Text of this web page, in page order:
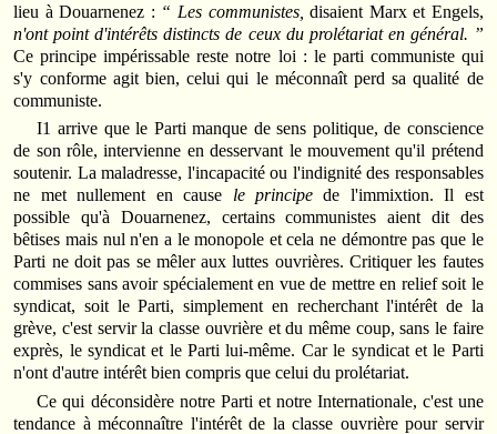
lieu à Douarnenez : “ Les communistes,disaient Marx et Engels,
n'ont point d'intérêts distincts de ceux du prolétariat en général. ”
Ce principe impérissable reste notre loi : le parti communiste qui
s'y conforme agit bien, celui qui le méconnaît perd sa qualité de
communiste.
I1 arrive que le Parti manque de sens politique, de conscience
de son rôle, intervienne en desservant le mouvement qu'il prétend
soutenir. La maladresse, l'incapacité ou l'indignité des responsables
ne met nullement en cause le principede l'immixtion. Il est
possible qu'à Douarnenez, certains communistes aient dit des
bêtises mais nul n'en a le monopole et cela ne démontre pas que le
Parti ne doit pas se mêler aux luttes ouvrières. Critiquer les fautes
commises sans avoir spécialement en vue de mettre en relief soit le
syndicat, soit le Parti, simplement en recherchant l'intérêt de la
grève, c'est servir la classe ouvrière et du même coup, sans le faire
exprès, le syndicat et le Parti lui-même. Car le syndicat et le Parti
n'ont d'autre intérêt bien compris que celui du prolétariat.
Ce qui déconsidère notre Parti et notre Internationale, c'est une
tendance à méconnaître l'intérêt de la classe ouvrière pour servir